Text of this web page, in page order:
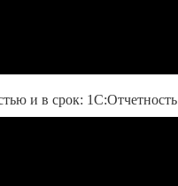
и в срок: 1С:Отчетность